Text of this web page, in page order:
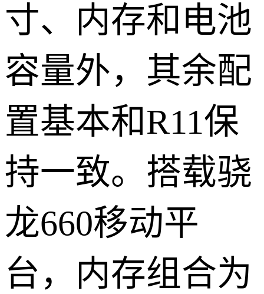
寸、内存和电池
容量外，其余配
置基本和R11保
持一致。搭载骁
龙660移动平
台，内存组合为